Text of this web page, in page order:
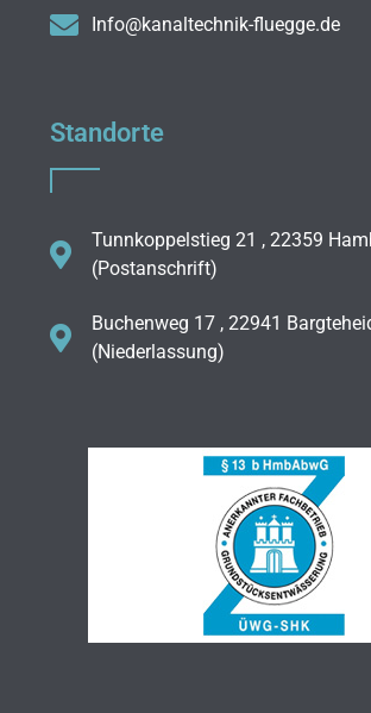
Info@kanaltechnik-fluegge.de
Standorte
Tunnkoppelstieg 21 , 22359
(Postanschrift)
Buchenweg 17 , 22941
(Niederlassung)